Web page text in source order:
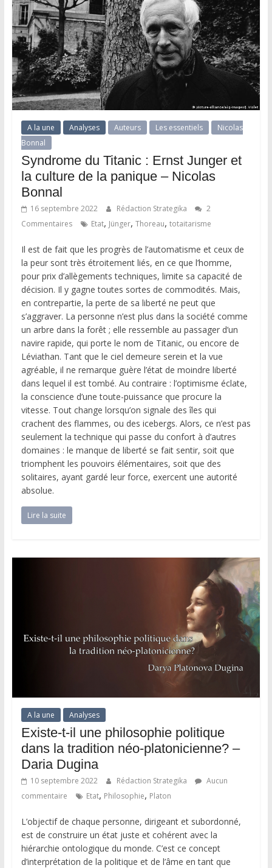
A la une Analyses Auteurs Les essentiels
Nicolas
Bonnal
Syndrome du Titanic : Ernst Junger et
la culture de la panique – Nicolas
Bonnal
16 septembre 2022 Rédaction Strategika
2
Commentaires
Etat, Jünger, Thoreau, totaitarisme
Il est de fait que les progrès de l’automatisme et ceux de
la peur sont très étroitement liés, en ce que l’homme,
pour prix d’allègements techniques, limite sa capacité de
décision. Il y gagne toutes sortes de commodités. Mais,
en contrepartie, la perte de sa liberté ne peut que
s’aggraver. La personne n’est plus dans la société comme
un arbre dans la forêt ; elle ressemble au passager d’un
navire rapide, qui porte le nom de Titanic, ou encore de
Léviathan. Tant que le ciel demeure serein et la vue
agréable, il ne remarque guère l’état de moindre liberté
dans lequel il est tombé. Au contraire : l’optimisme éclate,
la conscience d’une toute-puissance que procure la
vitesse. Tout change lorsqu’on signale des îles qui
crachent des flammes, ou des icebergs. Alors, ce n’est pas
seulement la technique qui passe du confort à d’autres
domaines : le manque de liberté se fait sentir, soit que
triomphent les pouvoirs élémentaires, soit que des
solitaires, ayant gardé leur force, exercent une autorité
absolue.
Lire la suite
A la une Analyses
Existe-t-il une philosophie politique
dans la tradition néo-platonicienne? –
Daria Dugina
10 septembre 2022 Rédaction Strategika
Aucun
commentaire
Etat, Philosophie, Platon
L’objectif de chaque personne, dirigeant et subordonné,
est de construire un état juste et cohérent avec la
hiérarchie ontologique du monde. C’est ce concept
d’interprétation de la politique et de l’âme en tant que